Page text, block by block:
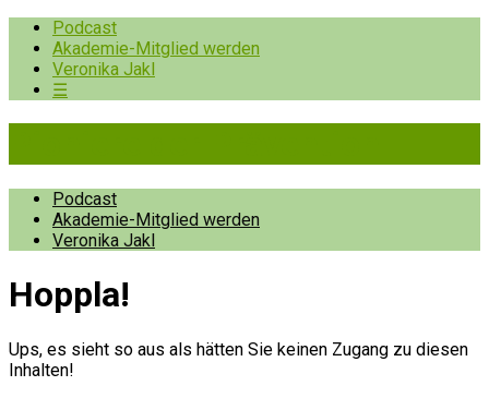
Podcast
Akademie-Mitglied werden
Veronika Jakl
☰
Podcast
Akademie-Mitglied werden
Veronika Jakl
Hopp­la!
Ups, es sieht so aus als hätten Sie keinen Zugang zu diesen
Inhalten!